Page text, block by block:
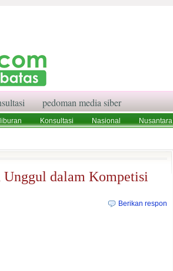
pedoman media siber
Konsultasi Nasional Nusantara
dalam Kompetisi
Berikan respon